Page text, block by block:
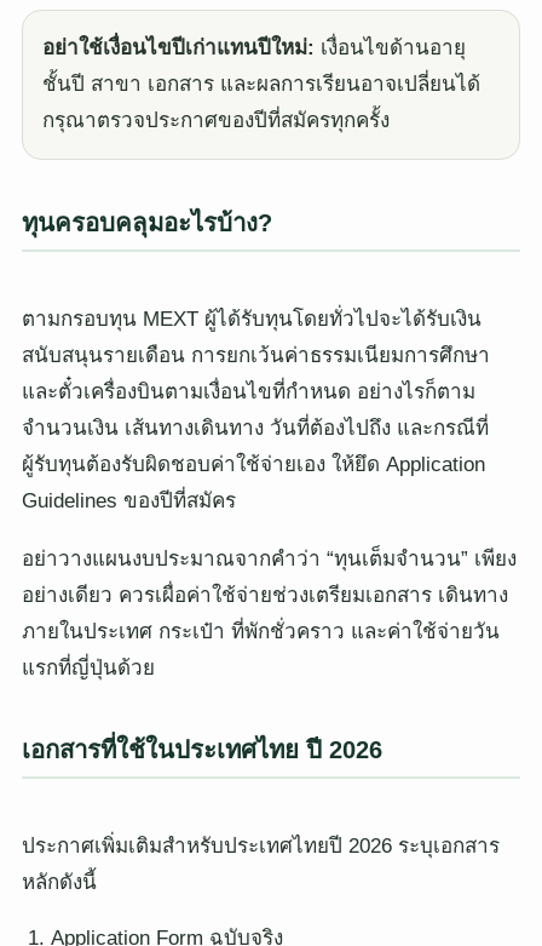
อย่าใช้เงื่อนไขปีเก่าแทนปีใหม่: เงื่อนไขด้านอายุ
ชั้นปี สาขา เอกสาร และผลการเรียนอาจเปลี่ยนได้
กรุณาตรวจประกาศของปีที่สมัครทุกครั้ง
ทุนครอบคลุมอะไรบ้าง?
ตามกรอบทุน MEXT ผู้ได้รับทุนโดยทั่วไปจะได้รับเงิน
สนับสนุนรายเดือน การยกเว้นค่าธรรมเนียมการศึกษา
และตั๋วเครื่องบินตามเงื่อนไขที่กำหนด อย่างไรก็ตาม
จำนวนเงิน เส้นทางเดินทาง วันที่ต้องไปถึง และกรณีที่
ผู้รับทุนต้องรับผิดชอบค่าใช้จ่ายเอง ให้ยึด Application
Guidelines ของปีที่สมัคร
อย่าวางแผนงบประมาณจากคำว่า “ทุนเต็มจำนวน” เพียง
อย่างเดียว ควรเผื่อค่าใช้จ่ายช่วงเตรียมเอกสาร เดินทาง
ภายในประเทศ กระเป๋า ที่พักชั่วคราว และค่าใช้จ่ายวัน
แรกที่ญี่ปุ่นด้วย
เอกสารที่ใช้ในประเทศไทย ปี 2026
ประกาศเพิ่มเติมสำหรับประเทศไทยปี 2026 ระบุเอกสาร
หลักดังนี้
Application Form ฉบับจริง